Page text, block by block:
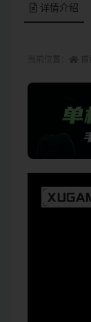
详情介绍